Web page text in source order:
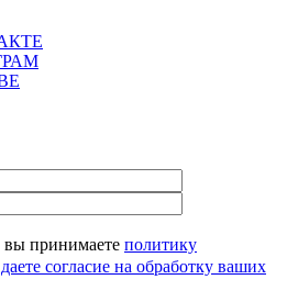
принимаете политику
даете согласие на обработку ваших